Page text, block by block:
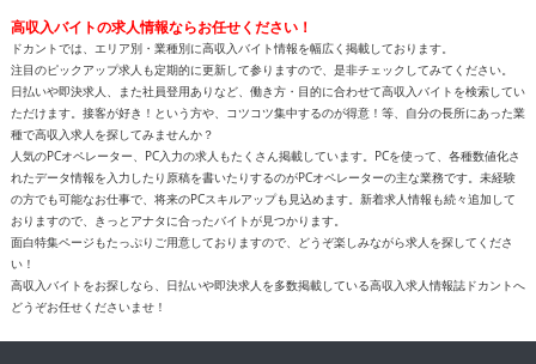
高収入バイトの求人情報ならお任せください！
ドカントでは、エリア別・業種別に高収入バイト情報を幅広く掲載しております。
注目のピックアップ求人も定期的に更新して参りますので、是非チェックしてみてください。
日払いや即決求人、また社員登用ありなど、働き方・目的に合わせて高収入バイトを検索してい
ただけます。接客が好き！という方や、コツコツ集中するのが得意！等、自分の長所にあった業
種で高収入求人を探してみませんか？
人気のPCオペレーター、PC入力の求人もたくさん掲載しています。PCを使って、各種数値化さ
れたデータ情報を入力したり原稿を書いたりするのがPCオペレーターの主な業務です。未経験
の方でも可能なお仕事で、将来のPCスキルアップも見込めます。新着求人情報も続々追加して
おりますので、きっとアナタに合ったバイトが見つかります。
面白特集ページもたっぷりご用意しておりますので、どうぞ楽しみながら求人を探してくださ
い！
高収入バイトをお探しなら、日払いや即決求人を多数掲載している高収入求人情報誌ドカントへ
どうぞお任せくださいませ！